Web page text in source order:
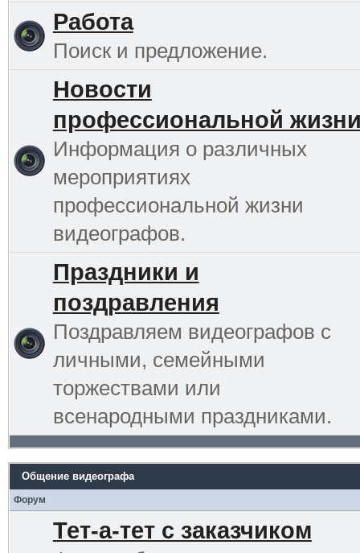
Работа
Поиск и предложение.
Новости
профессиональной
Информация о различных
мероприятиях
профессиональной жизни
видеографов.
Праздники и
поздравления
Поздравляем видеографов с
личными, семейными
торжествами или
всенародными праздниками.
Общение видеографа
Форум
Тет-а-тет с заказчиком